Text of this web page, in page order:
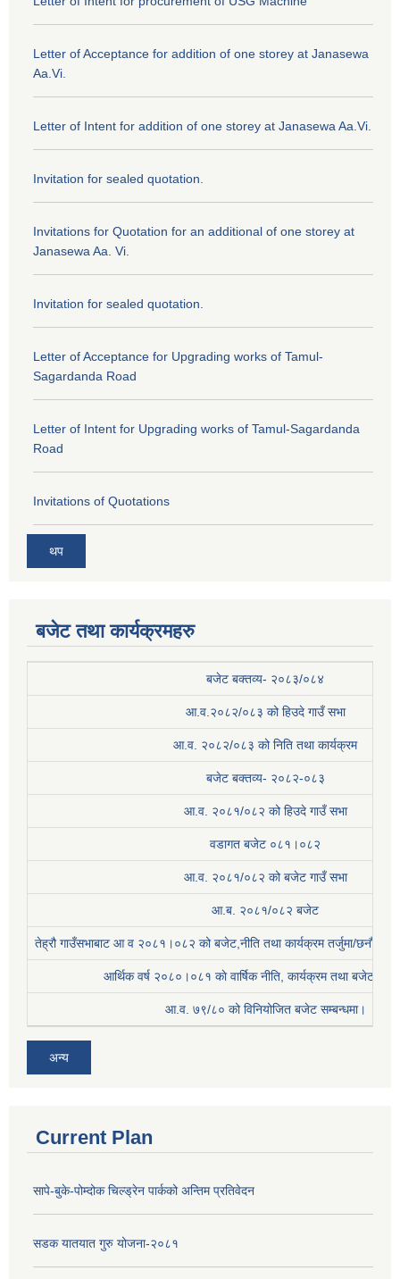
Letter of Acceptance for addition of one storey at Janasewa
Aa.Vi.
Letter of Intent for addition of one storey at Janasewa Aa.Vi.
Invitation for sealed quotation.
Invitations for Quotation for an additional of one storey at
Janasewa Aa. Vi.
Invitation for sealed quotation.
Letter of Acceptance for Upgrading works of Tamul-
Sagardanda Road
Letter of Intent for Upgrading works of Tamul-Sagardanda
Road
Invitations of Quotations
थप
बजेट तथा कार्यक्रमहरु
बजेट बक्तव्य- २०८३/०८४
आ.व.२०८२/०८३ को हिउदे गाउँ सभा
आ.व. २०८२/०८३ को निति तथा कार्यक्रम
बजेट बक्तव्य- २०८२-०८३
आ.व. २०८१/०८२ को हिउदे गाउँ सभा
वडागत बजेट ०८१।०८२
आ.व. २०८१/०८२ को बजेट गाउँ सभा
आ.ब. २०८१/०८२ बजेट
तेह्रौ गाउँसभाबाट आ व २०८१।०८२ को बजेट,नीति तथा कार्यक्रम तर्जुमा/छनौट
आर्थिक वर्ष २०८०।०८१ काे वार्षिक नीति, कार्यक्रम तथा बजेट
आ.व. ७९/८० को विनियोजित बजेट सम्बन्धमा।
अन्य
Current Plan
सापे-बुके-पोम्दोक चिल्ड्रेन पार्कको अन्तिम प्रतिवेदन
सडक यातयात गुरु योजना-२०८१